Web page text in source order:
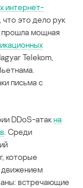
интернет-
что это дело рук
прошла мощная
Telekom,
письма с
DDoS-атакна
. Среди
которые
движением
встречающие